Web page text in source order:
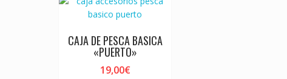
CAJA DE PESCA BASICA
«PUERTO»
19,00€